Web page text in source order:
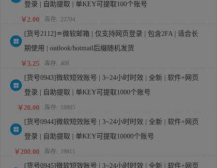
登录 | 自助提取 | 单KEY可提取100个账号
￥2.00 库存: 22794
[货号2112]♒微软邮箱 | 仅支持网页登录 | 包含2FA | 适合长
期使用 | outlook/hotmail后缀随机发货
￥3.25 库存: 408
[货号0943]微软短效账号 | 3~24小时时效 | 全新 | 软件+网页
登录 | 自助提取 | 单KEY可提取1000个账号
￥20.00 库存: 18805
[货号0944]微软短效账号 | 3~24小时时效 | 全新 | 软件+网页
登录 | 自助提取 | 单KEY可提取10000个账号
￥200.00 库存: 19811
[货号0945]微软短效账号 | 3~24小时时效 | 全新 | 软件+网页